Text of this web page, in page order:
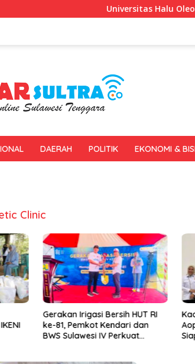
Universitas Halu Oleo
DAERAH POLITIK EKONOMI &
Clinic
Gerakan Irigasi Bersih HUT RI
ke-81, Pemkot Kendari dan
BWS Sulawesi IV Perkuat